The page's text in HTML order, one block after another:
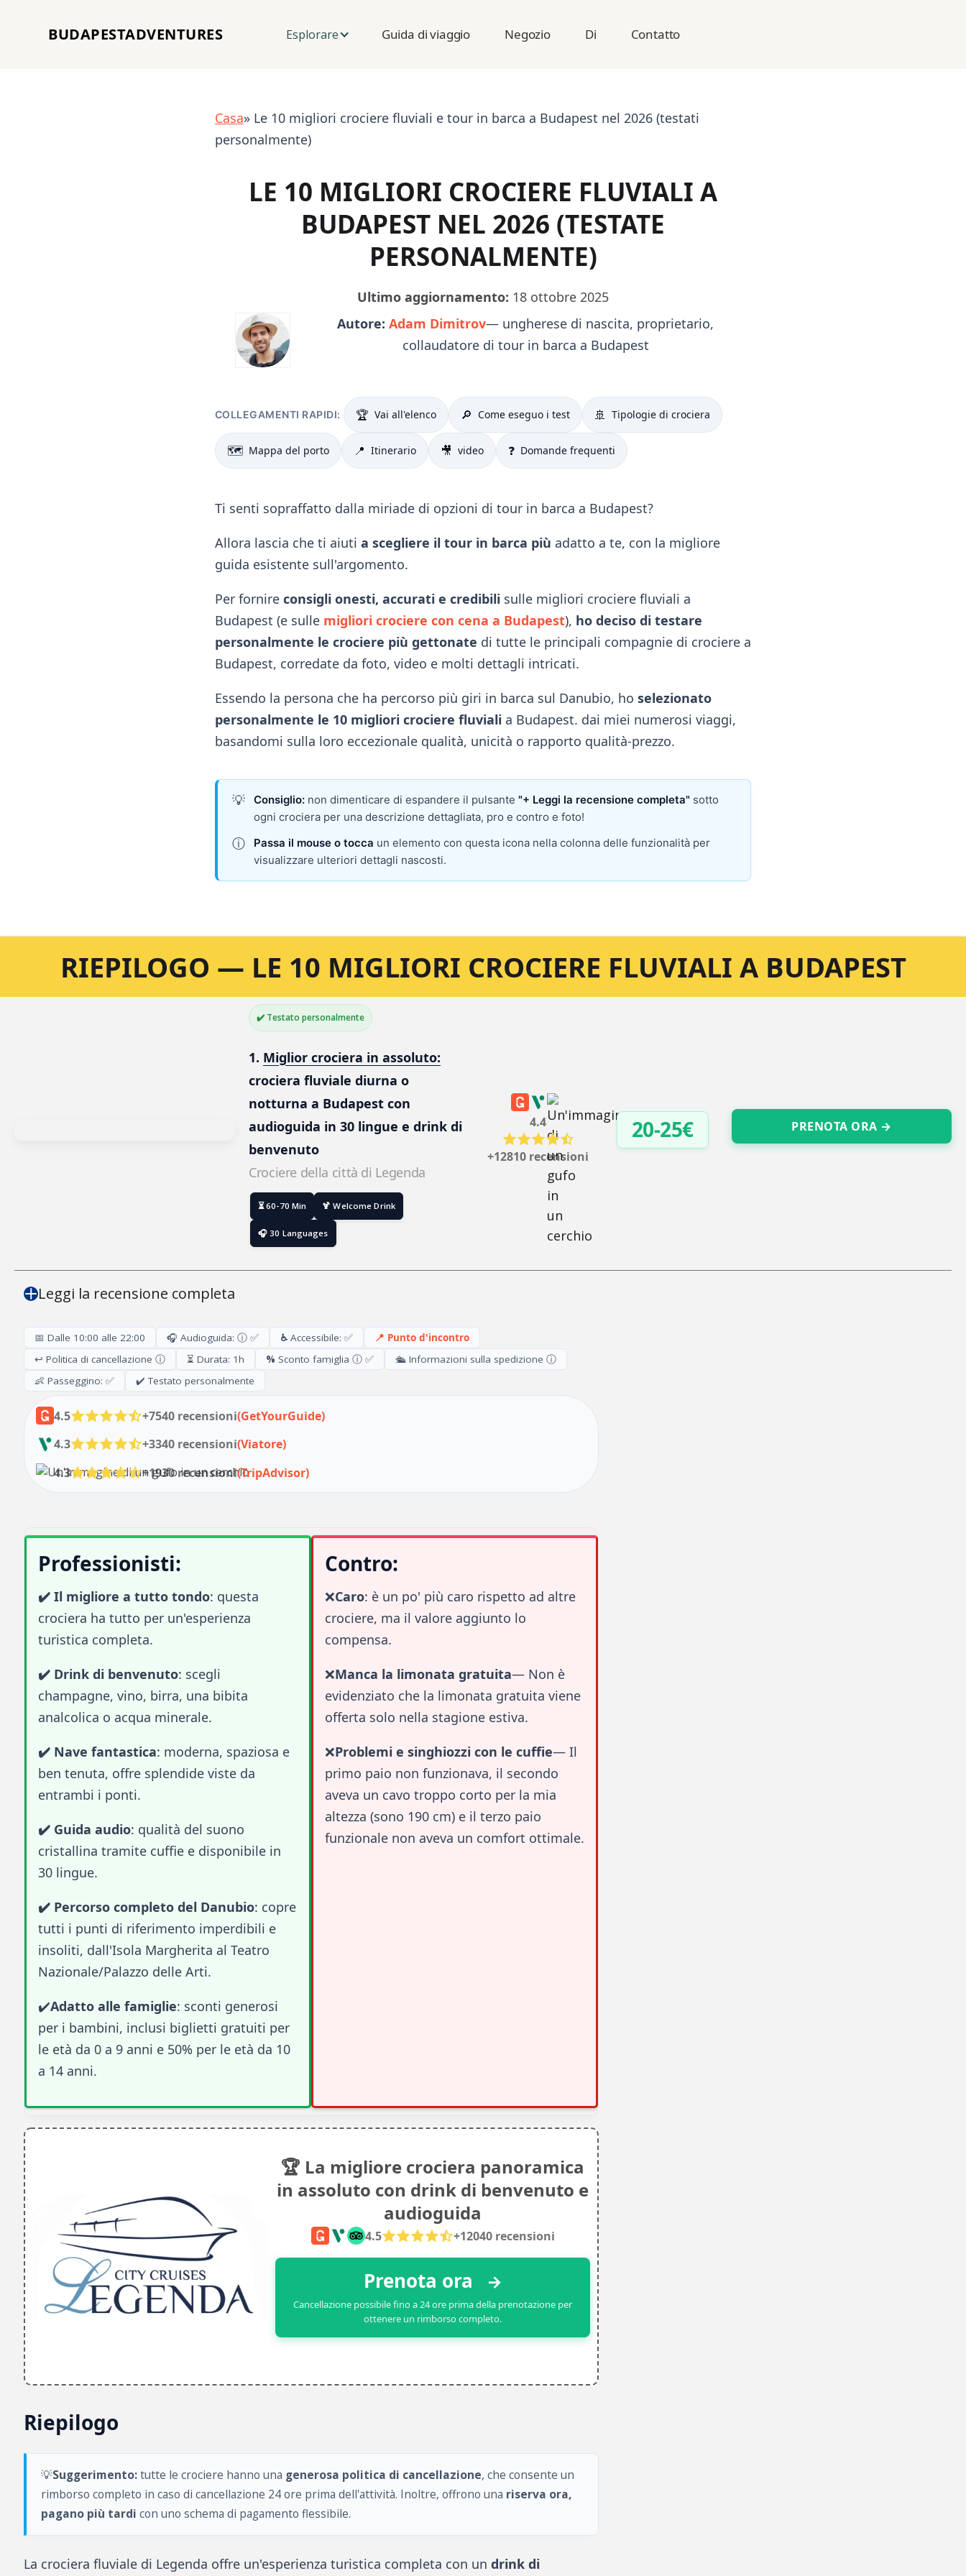
BUDAPESTADVENTURES Esplorare Guida di viaggio Negozio Di Contatto
Casa» Le 10 migliori crociere fluviali e tour in barca a Budapest nel 2026 (testati
personalmente)
LE 10 MIGLIORI CROCIERE FLUVIALI A
BUDAPEST NEL 2026 (TESTATE
PERSONALMENTE)
Ultimo aggiornamento: 18 ottobre 2025
Autore: Adam Dimitrov— ungherese di nascita, proprietario,
collaudatore di tour in barca a Budapest
COLLEGAMENTI RAPIDI: 🏆 Vai all'elenco 🔎 Come eseguo i test 🚢 Tipologie di crociera
🗺️ Mappa del porto 📍 Itinerario 🎥 video ❓ Domande frequenti
Ti senti sopraffatto dalla miriade di opzioni di tour in barca a Budapest?
Allora lascia che ti aiuti a scegliere il tour in barca più adatto a te, con la migliore
guida esistente sull'argomento.
Per fornire consigli onesti, accurati e credibili sulle migliori crociere fluviali a
Budapest (e sulle migliori crociere con cena a Budapest), ho deciso di testare
personalmente le crociere più gettonate di tutte le principali compagnie di crociere a
Budapest, corredate da foto, video e molti dettagli intricati.
Essendo la persona che ha percorso più giri in barca sul Danubio, ho selezionato
personalmente le 10 migliori crociere fluviali a Budapest. dai miei numerosi viaggi,
basandomi sulla loro eccezionale qualità, unicità o rapporto qualità-prezzo.
💡 Consiglio:non dimenticare di espandere il pulsante "+ Leggi la recensione completa" sotto
ogni crociera per una descrizione dettagliata, pro e contro e foto!
ⓘ Passa il mouse o tocca un elemento con questa icona nella colonna delle funzionalità per
visualizzare ulteriori dettagli nascosti.
RIEPILOGO — LE 10 MIGLIORI CROCIERE FLUVIALI A BUDAPEST
✔️ Testato personalmente
1. Miglior crociera in assoluto:
crociera fluviale diurna o
notturna a Budapest con
audioguida in 30 lingue e drink di
benvenuto
Crociere della città di Legenda
⏳ 60-70 Min 🍹 Welcome Drink
🎧 30 Languages
4.4
+12810 recensioni
20-25€ PRENOTA ORA →
Leggi la recensione completa
📅 Dalle 10:00 alle 22:00 🎧 Audioguida: ⓘ ✅ ♿ Accessibile: ✅
📍 Punto d'incontro
↩️ Politica di cancellazione ⓘ
⏳ Durata: 1h % Sconto famiglia ⓘ ✅
🛳️ Informazioni sulla spedizione ⓘ
👶 Passeggino: ✅
✔️ Testato personalmente
+7540 recensioni(GetYourGuide)
4.5
+3340 recensioni(Viatore)
4.3
+1930 recensioni(TripAdvisor)
4.3
Professionisti:
✔️ Il migliore a tutto tondo: questa
crociera ha tutto per un'esperienza
turistica completa.
✔️ Drink di benvenuto: scegli
champagne, vino, birra, una bibita
analcolica o acqua minerale.
✔️ Nave fantastica: moderna, spaziosa e
ben tenuta, offre splendide viste da
entrambi i ponti.
✔️ Guida audio: qualità del suono
cristallina tramite cuffie e disponibile in
30 lingue.
✔️ Percorso completo del Danubio: copre
tutti i punti di riferimento imperdibili e
insoliti, dall'Isola Margherita al Teatro
Nazionale/Palazzo delle Arti.
✔️Adatto alle famiglie: sconti generosi
per i bambini, inclusi biglietti gratuiti per
le età da 0 a 9 anni e 50% per le età da 10
a 14 anni.
Contro:
❌Caro: è un po' più caro rispetto ad altre
crociere, ma il valore aggiunto lo
compensa.
❌Manca la limonata gratuita— Non è
evidenziato che la limonata gratuita viene
offerta solo nella stagione estiva.
❌Problemi e singhiozzi con le cuffie— Il
primo paio non funzionava, il secondo
aveva un cavo troppo corto per la mia
altezza (sono 190 cm) e il terzo paio
funzionale non aveva un comfort ottimale.
🏆 La migliore crociera panoramica
in assoluto con drink di benvenuto e
audioguida
4.5 +12040recensioni
Prenota ora →
Cancellazione possibile fino a 24 ore prima della prenotazione per
ottenere un rimborso completo.
Riepilogo
💡Suggerimento:tutte le crociere hanno una generosa politica di cancellazione, che consente un
rimborso completo in caso di cancellazione 24 ore prima dell'attività. Inoltre, offrono una riserva ora,
pagano più tardi con uno schema di pagamento flessibile.
La crociera fluviale di Legenda offre un'esperienza turistica completa con undrink di